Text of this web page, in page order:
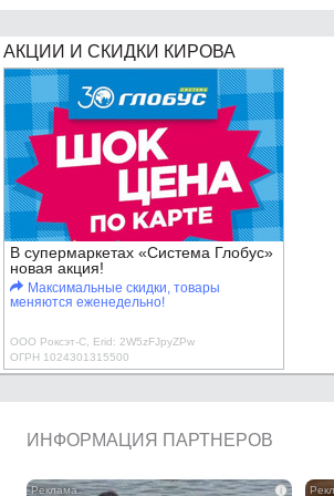
АКЦИИ И СКИДКИ КИРОВА
В супермаркетах «Система Глобус»
новая акция!
Максимальные скидки, товары
меняются еженедельно!
ООО Роксэт-С, Erid: 2W5zFJpyZPw
ОГРН 1024301315500
ИНФОРМАЦИЯ ПАРТНЕРОВ
i